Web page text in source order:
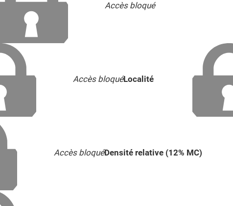
Accès bloqué
Accès bloquéLocalité
Accès bloquéDensité relative (12% MC)